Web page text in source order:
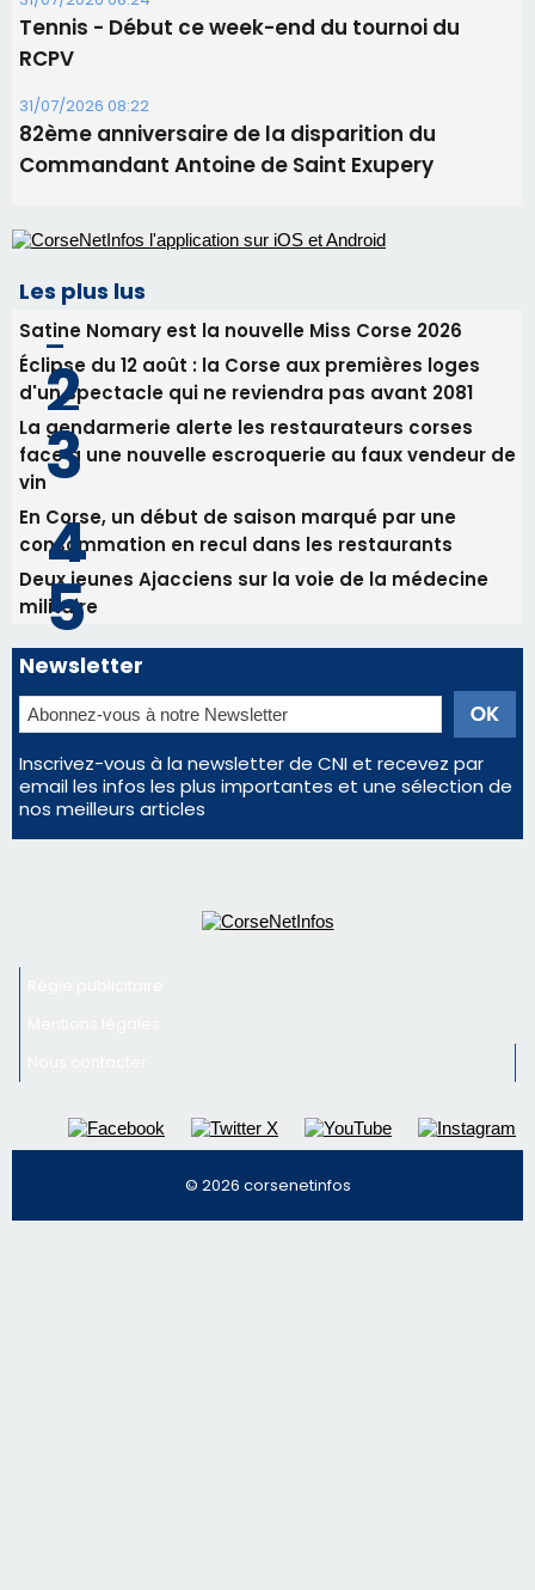
Les plus lus
Satine Nomary est la nouvelle Miss Corse 2026
Éclipse du 12 août : la Corse aux premières loges
d'un spectacle qui ne reviendra pas avant 2081
face à une nouvelle escroquerie au faux vendeur de
En Corse, un début de saison marqué par une
consommation en recul dans les restaurants
Deux jeunes Ajacciens sur la voie de la médecine
militaire
Newsletter
Inscrivez-vous à la newsletter de CNI et recevez par
email les infos les plus importantes et une sélection de
nos meilleurs articles
Régie publicitaire
Mentions légales
Nous contacter